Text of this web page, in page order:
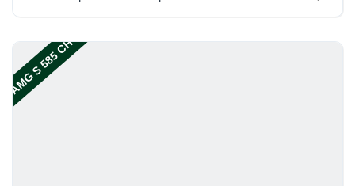
AMG S 585 CH